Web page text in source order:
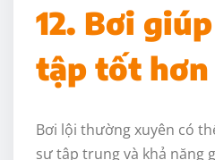
12. Bơi
tập tốt hơn
Bơi lội thường xuyên có
sự tập trung và khả năng